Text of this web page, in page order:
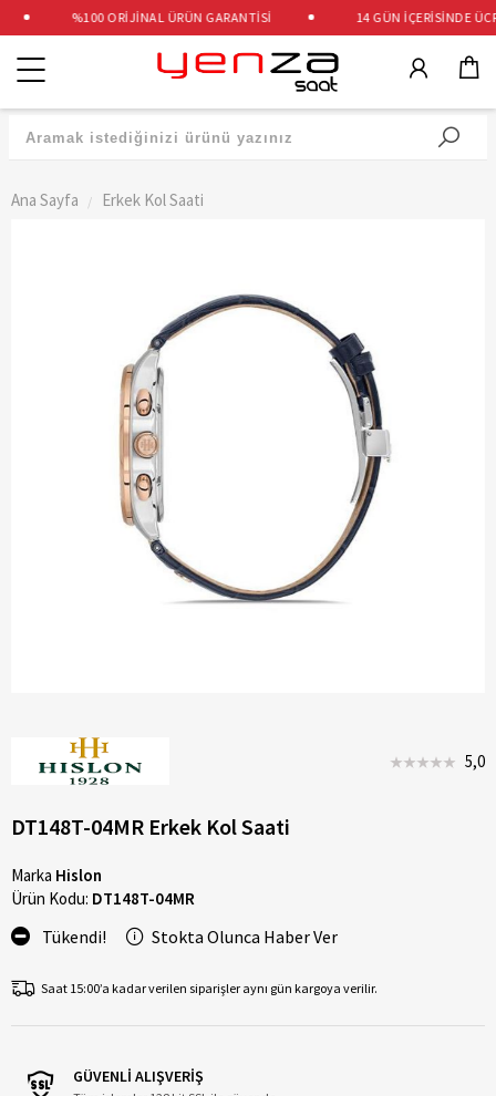
%100 ORİJİNAL ÜRÜN GARANTİSİ 14 GÜN İÇERİSİNDE
Kategoriler
Ana Sayfa Erkek Kol Saati
5,0
DT148T-04MR Erkek Kol Saati
Marka Hislon
Ürün Kodu: DT148T-04MR
Tükendi! Stokta Olunca Haber Ver
Saat 15:00’a kadar verilen siparişler aynı gün kargoya verilir.
GÜVENLİ ALIŞVERİŞ